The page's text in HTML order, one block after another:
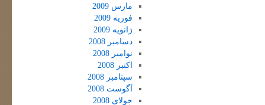
مارس 2009
فوریه 2009
ژانویه 2009
دسامبر 2008
نوامبر 2008
اکتبر 2008
سپتامبر 2008
آگوست 2008
جولای 2008